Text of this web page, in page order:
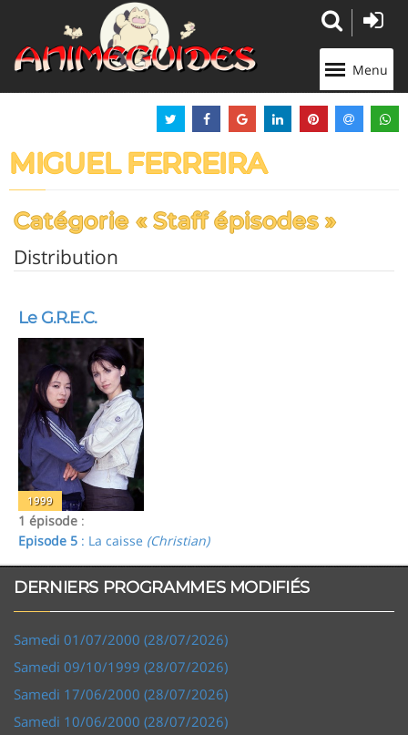
Menu
MIGUEL FERREIRA
Catégorie « Staff épisodes »
Distribution
Le G.R.E.C.
1999
1 épisode :
Episode 5 : La caisse (Christian)
DERNIERS PROGRAMMES MODIFIÉS
Samedi 01/07/2000 (28/07/2026)
Samedi 09/10/1999 (28/07/2026)
Samedi 17/06/2000 (28/07/2026)
Samedi 10/06/2000 (28/07/2026)
Panneau de gestion des cookies